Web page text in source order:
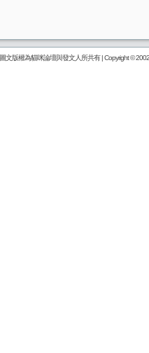
圖文版權為貓咪論壇與發文人所共有 | Copyright ©